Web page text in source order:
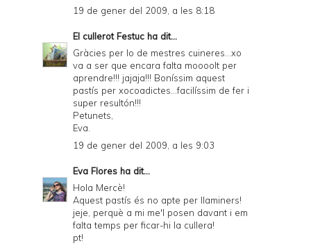
n
P
D
F
19 de gener del 2009, a les 8:18
El cullerot Festuc ha dit...
Gràcies per lo de mestres cuineres...xo
va a ser que encara falta moooolt per
aprendre!!! jajaja!!! Boníssim aquest
pastís per xocoadictes...facilíssim de fer i
super resultón!!!
Petunets,
Eva.
19 de gener del 2009, a les 9:03
Eva Flores ha dit...
Hola Mercè!
Aquest pastís és no apte per llaminers!
jeje, perquè a mi me'l posen davant i em
falta temps per ficar-hi la cullera!
pt!